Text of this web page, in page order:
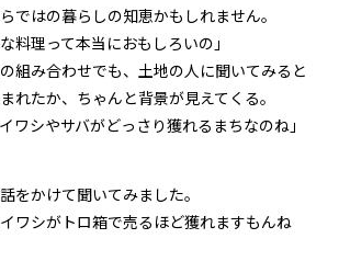
ではの暮らしの知恵かもしれません。
料理って本当におもしろいの」
組み合わせでも、土地の人に聞いてみると
れたか、ちゃんと背景が見えてくる。
ワシやサバがどっさり獲れるまちなのね」
をかけて聞いてみました。
イワシがトロ箱で売るほど獲れますもんね